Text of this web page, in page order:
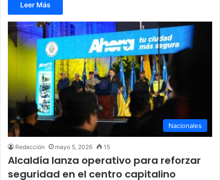
Leer Más
Nacionales
Redacción mayo 5, 2026 15
Alcaldía lanza operativo para reforzar
seguridad en el centro capitalino